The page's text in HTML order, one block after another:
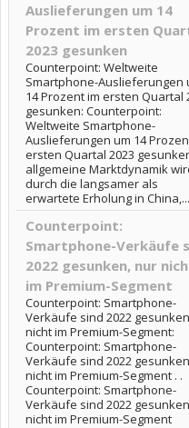
Auslieferungen um 14
Prozent im ersten
2023 gesunken
Counterpoint: Weltweite
Smartphone-Auslieferungen
14 Prozent im ersten Quartal
gesunken: Counterpoint:
Weltweite Smartphone-
Auslieferungen um 14
ersten Quartal 2023
allgemeine Marktdynamik
durch die langsamer als
erwartete Erholung in China,...
Counterpoint:
Smartphone-Verkäufe
2022 gesunken, nur
im Premium-Segment
Counterpoint: Smartphone-
Verkäufe sind 2022
nicht im Premium-Segment:
Counterpoint: Smartphone-
Verkäufe sind 2022
nicht im Premium-Segment . .
Counterpoint: Smartphone-
Verkäufe sind 2022
nicht im Premium-Segment